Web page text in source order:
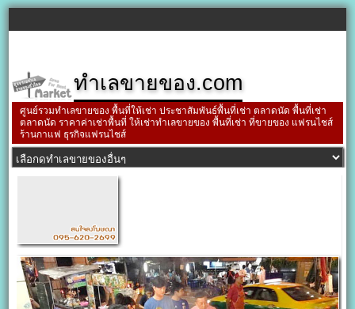
ทำเลขายของ.com
ศูนย์รวมทำเลขายของ พื้นที่ให้เช่า ประชาสัมพันธ์พื้นที่เช่า ตลาดนัด พื้นที่เช่า
ตลาดนัด ราคาค่าเช่าพื้นที่ ให้เช่าทำเลขายของ พื้นที่เช่า ที่ขายของ แฟรนไชส์
ร้านกาแฟ ธุรกิจแฟรนไชส์